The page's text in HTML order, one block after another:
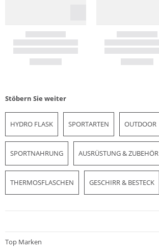
Stöbern Sie weiter
HYDRO FLASK SPORTARTEN OUTDOOR
SPORTNAHRUNG AUSRÜSTUNG & ZUBEHÖR
THERMOSFLASCHEN GESCHIRR & BESTECK
Top Marken